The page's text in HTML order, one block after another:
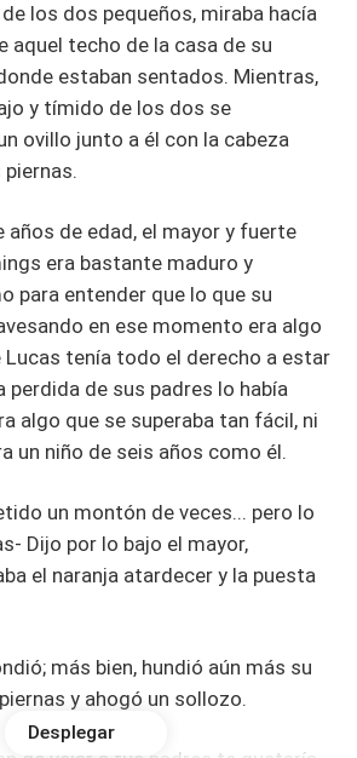
los dos pequeños, miraba hacía
aquel techo de la casa de su
estaban sentados. Mientras,
y tímido de los dos se
ovillo junto a él con la cabeza
años de edad, el mayor y fuerte
era bastante maduro y
para entender que lo que su
en ese momento era algo
Lucas tenía todo el derecho a estar
perdida de sus padres lo había
algo que se superaba tan fácil, ni
un niño de seis años como él.
un montón de veces... pero lo
Dijo por lo bajo el mayor,
el naranja atardecer y la puesta
más bien, hundió aún más su
y ahogó un sollozo.
Desplegar